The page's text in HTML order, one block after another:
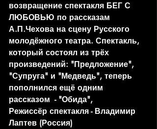
возвращение спектакля БЕГ С
ЛЮБОВЬЮ по рассказам
А.П.Чехова на сцену Русского
молодёжного театра. Спектакль,
который состоял из трёх
произведений: "Предложение",
"Супруга" и "Медведь", теперь
пополнился ещё одним
рассказом  - "Обида",
Режиссёр спектакля - Владимир
Лаптев (Россия)